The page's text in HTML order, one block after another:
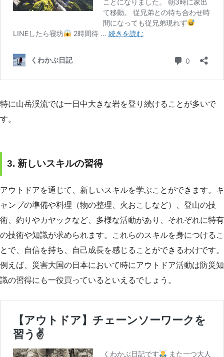
特に山岳渓流では一日中大きな岩を登り続けることが多いで
す。
3. 新しいスキルの習得
アウトドアを通じて、新しいスキルを学ぶことができます。キ
ャンプの準備や料理（物の整理、火おこしなど）、登山の技
術、釣りやカヤックなど、多様な活動があり、それぞれに特有
の技術や知識が求められます。これらのスキルを身につけるこ
とで、自信を持ち、自己成長を感じることができるわけです。
例えば、災害大国の日本において時にアウトドア活動は防災知
識の習得にも一役買っているといえるでしょう。